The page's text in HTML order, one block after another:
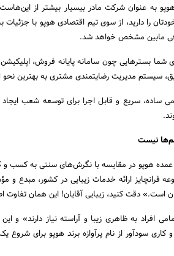
به عنوان شرکت مادر بیسیار بیشتر از این‌هاست.
را دارید، از سوی تیم اقتصادی هوپو با جزئیات
مابین مشخص خواهد شد.
شما بسترهایی چون سامانه پایانه فروش،
سیستم مدیریت رضایتمندی مشتری به بهترین
ساده، سریع و قابل اجرا برای توسعه شعب
نیست
هوپو در مقایسه با نگرش‌های سنتی به کسب و
فرانچایز ارائه خدمات زیبایی در کشور،
است.» دقت کنید، زیبایی آقایان! این همان
افراد به ظاهری زیبا و آراسته نیاز دارند» و
سودآور از نام پرآوازه برند هوپو برای شروع